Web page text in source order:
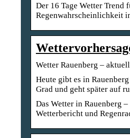
Der 16 Tage Wetter Trend
Regenwahrscheinlichkeit
Wetter Rauenberg –
Heute gibt es in
Grad und geht später auf
Das Wetter in Rauenberg
Wetterbericht und